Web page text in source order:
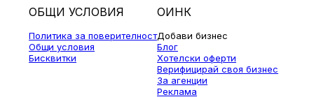
ОБЩИ УСЛОВИЯ
Политика за поверителност
Общи условия
Бисквитки
ОИНК
Добави бизнес
Блог
Хотелски оферти
Верифицирай своя бизнес
За агенции
Реклама